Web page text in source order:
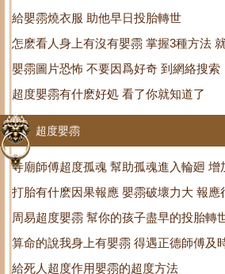
給嬰霛燒衣服 助他早日投胎轉世
怎麽看人身上有沒有嬰霛 掌握3種方法
嬰霛圖片恐怖 不要因爲好奇 到網絡搜索
超度嬰霛有什麽好処 看了你就知道了
超度嬰霛
寺廟師傅超度孤魂 幫助孤魂進入輪廻 增
打胎有什麽因果報應 嬰霛破壞力大 報應
周易超度嬰霛 幫你的孩子盡早的投胎轉
算命的說我身上有嬰霛 得遇正德師傅及
有先生跟著
給死人超度作用嬰霛的超度方法